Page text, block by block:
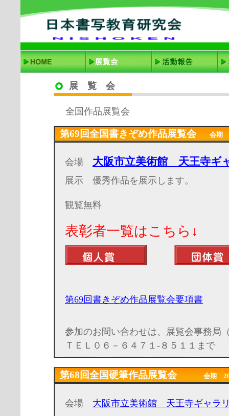
展 覧 会
全国作品展覧会
第69回全国書きぞめ作品展覧会会期
会場 大阪市立美術館 天王寺ギ
展示 優秀作品を展示します。
観覧無料
表彰者一覧はこち
第69回書きぞめ作品展覧会要項書
参加のお問い合わせは、展覧会事務局
ＴＥＬ０６－６４７１-８５１１まで
第68回全国硬筆作品展覧会会期 2025年
会場 大阪市立美術館 天王寺ギャラ